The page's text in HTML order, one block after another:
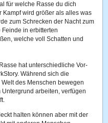
für welche Rasse du dich
Kampf wird größer als alles was
zum Schrecken der Nacht zum
in erbitterten
welche voll Schatten und
hat unterschiedliche Vor-
Während sich die
des Menschen bewegen
arbeiten, verfügen
halten können aber mit der